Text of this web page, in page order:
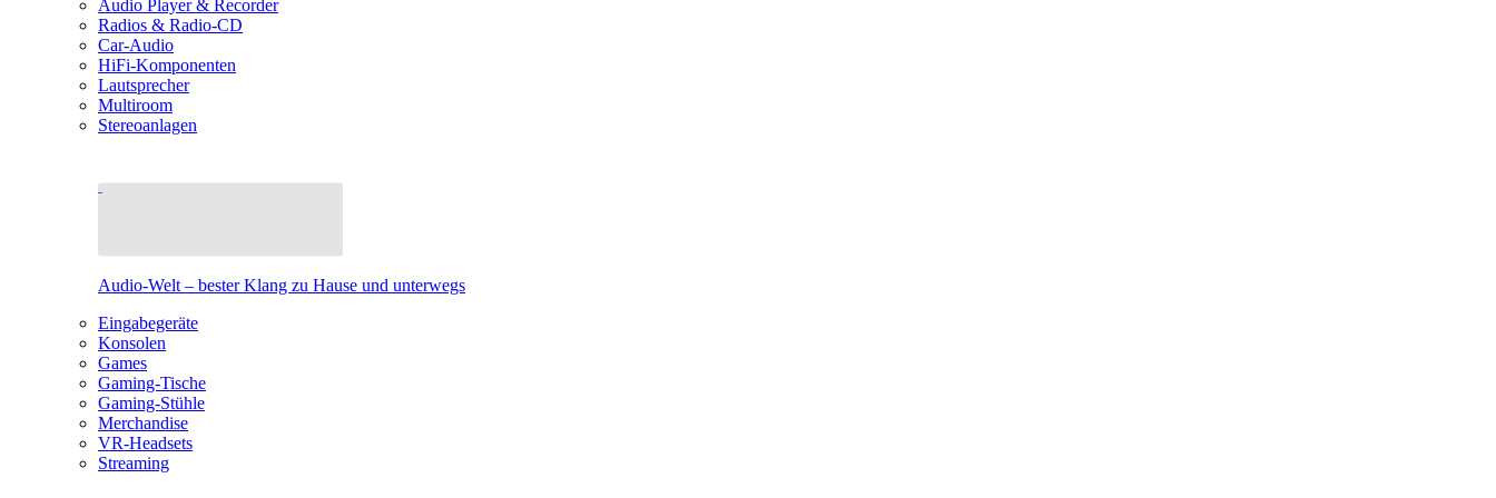
Audio Player & Recorder
Radios & Radio-CD
Car-Audio
HiFi-Komponenten
Lautsprecher
Multiroom
Stereoanlagen
Audio-Welt – bester Klang zu Hause und unterwegs
Eingabegeräte
Konsolen
Games
Gaming-Tische
Gaming-Stühle
Merchandise
VR-Headsets
Streaming